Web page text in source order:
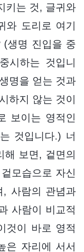
키는 것, 글귀와
와 도리로 여기
(생명 진입을 중
시하는 것입니
명을 얻는 것과
하지 않는 것이
보이는 영적인
것입니다.) 너
해 보면, 겉면의
모습으로 자신
, 사람의 관념과
사람이 비교적
것이 바로 영적
은 자리에 서서